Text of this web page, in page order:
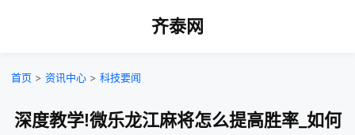
齐泰网
首页 > 资讯中心 > 科技要闻
深度教学!微乐龙江麻将怎么提高胜率_如何